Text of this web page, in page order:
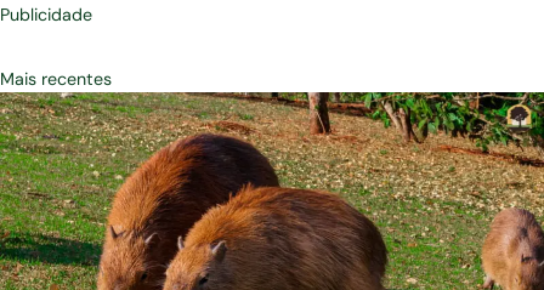
Publicidade
Mais recentes